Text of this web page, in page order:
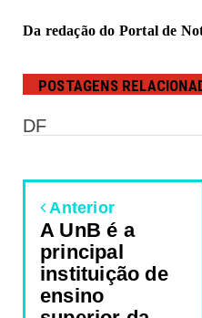
Da redação do Portal de
POSTAGENS
DF
Anterior
A UnB é a
principal
instituição de
ensino